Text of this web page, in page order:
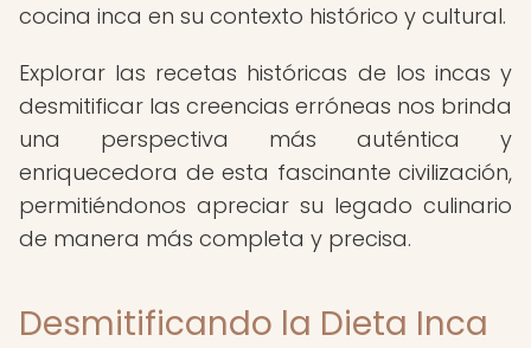
cocina inca en su contexto histórico y cultural.
Explorar las recetas históricas de los incas y
desmitificar las creencias erróneas nos brinda
una perspectiva más auténtica y
enriquecedora de esta fascinante civilización,
permitiéndonos apreciar su legado culinario
de manera más completa y precisa.
Desmitificando la Dieta Inca